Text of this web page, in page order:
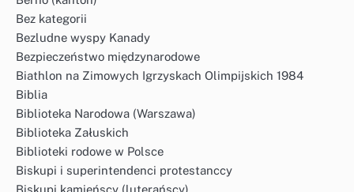
Bez kategorii
Bezludne wyspy Kanady
Bezpieczeństwo międzynarodowe
Biathlon na Zimowych Igrzyskach Olimpijskich 1984
Biblia
Biblioteka Narodowa (Warszawa)
Biblioteka Załuskich
Biblioteki rodowe w Polsce
Biskupi i superintendenci protestanccy
Biskupi kamieńscy (luterańscy)